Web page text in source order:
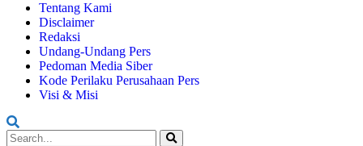
Tentang Kami
Disclaimer
Redaksi
Undang-Undang Pers
Pedoman Media Siber
Kode Perilaku Perusahaan Pers
Visi & Misi